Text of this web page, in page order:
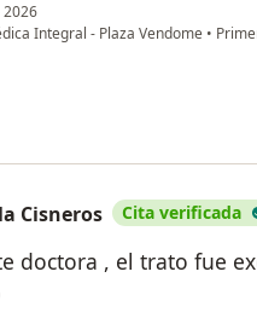
2026
Integral - Plaza Vendome •
usuario DR
Cisneros Cita verificada
doctora , el trato fue